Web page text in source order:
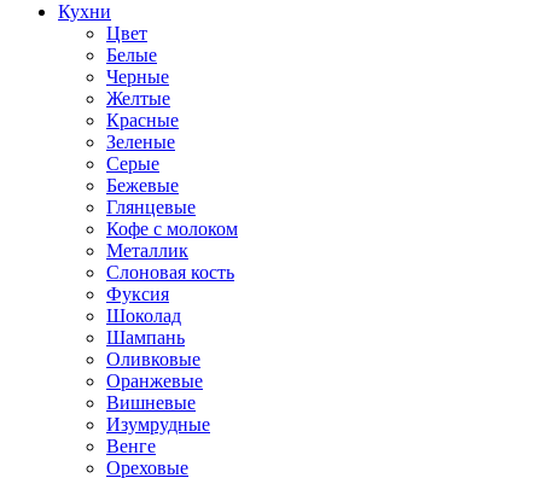
Кухни
Цвет
Белые
Черные
Желтые
Красные
Зеленые
Серые
Бежевые
Глянцевые
Кофе с молоком
Металлик
Слоновая кость
Фуксия
Шоколад
Шампань
Оливковые
Оранжевые
Вишневые
Изумрудные
Венге
Ореховые